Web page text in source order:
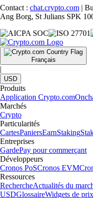
Contact : chat.crypto.com |
Ang Borg, St Julians SPK
Français
|
USD
Produits
Application Crypto.com
Marchés
Crypto
Particularités
CartesPaniersEarnStaking
Entreprises
GardePay pour commerçant
Développeurs
Cronos PoSCronos EVM
Ressources
RechercheActualités du
USDGlossaireWidgets de prix